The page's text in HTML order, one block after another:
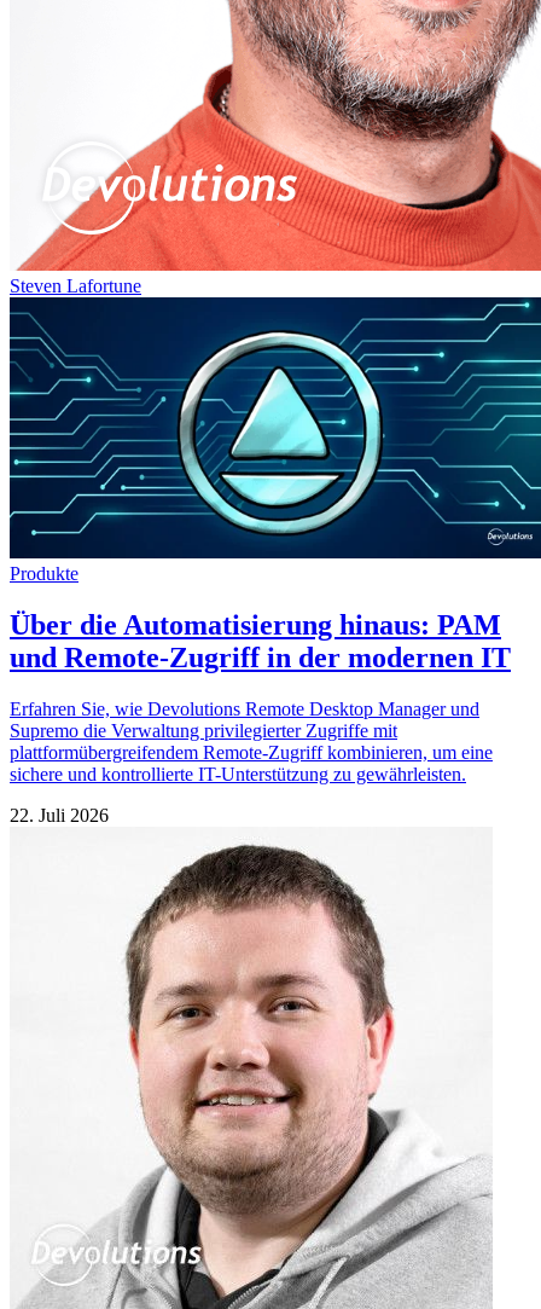
Steven Lafortune
Produkte
Über die Automatisierung hinaus: PAM
und Remote-Zugriff in der modernen IT
Erfahren Sie, wie Devolutions Remote Desktop Manager und
Supremo die Verwaltung privilegierter Zugriffe mit
plattformübergreifendem Remote-Zugriff kombinieren, um eine
sichere und kontrollierte IT-Unterstützung zu gewährleisten.
22. Juli 2026